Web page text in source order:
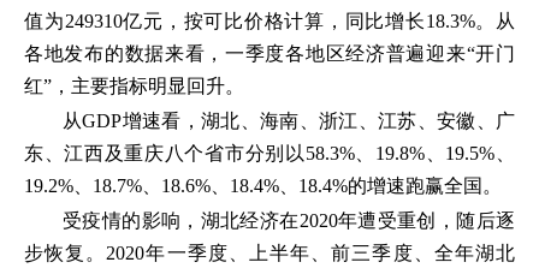
值为249310亿元，按可比价格计算，同比增长18.3%。从
各地发布的数据来看，一季度各地区经济普遍迎来“开门
红”，主要指标明显回升。
从GDP增速看，湖北、海南、浙江、江苏、安徽、广
东、江西及重庆八个省市分别以58.3%、19.8%、19.5%、
19.2%、18.7%、18.6%、18.4%、18.4%的增速跑赢全国。
受疫情的影响，湖北经济在2020年遭受重创，随后逐
步恢复。2020年一季度、上半年、前三季度、全年湖北